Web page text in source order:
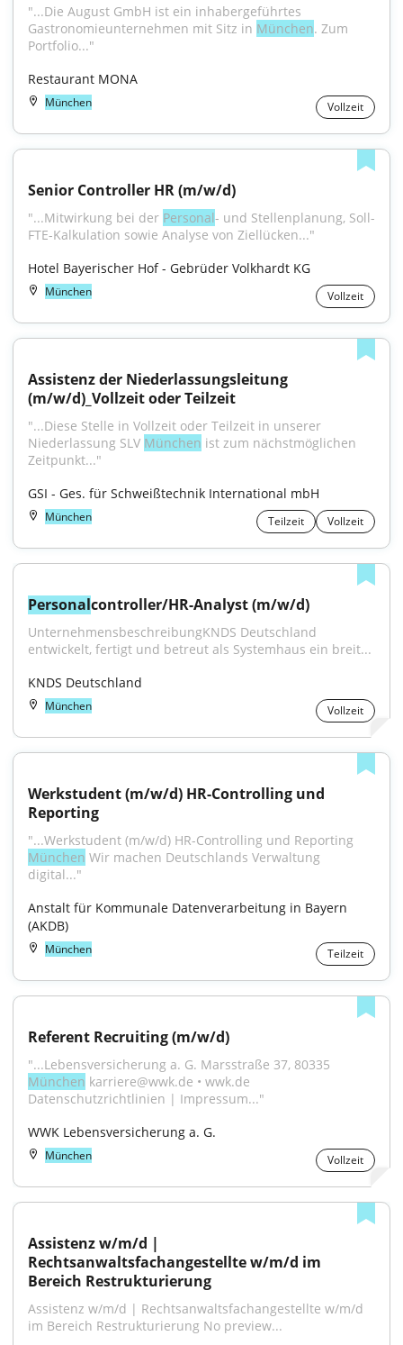
"...Die August GmbH ist ein inhabergeführtes
Gastronomieunternehmen mit Sitz in München. Zum
Portfolio..."
Restaurant MONA
München Vollzeit
Senior Controller HR (m/w/d)
"...Mitwirkung bei der Personal- und Stellenplanung, Soll-
FTE-Kalkulation sowie Analyse von Ziellücken..."
Hotel Bayerischer Hof - Gebrüder Volkhardt KG
München Vollzeit
Assistenz der Niederlassungsleitung
(m/w/d)_Vollzeit oder Teilzeit
"...Diese Stelle in Vollzeit oder Teilzeit in unserer
Niederlassung SLV München ist zum nächstmöglichen
Zeitpunkt..."
GSI - Ges. für Schweißtechnik International mbH
München Teilzeit Vollzeit
Personalcontroller/HR-Analyst (m/w/d)
UnternehmensbeschreibungKNDS Deutschland
entwickelt, fertigt und betreut als Systemhaus ein breit...
KNDS Deutschland
München Vollzeit
Werkstudent (m/w/d) HR-Controlling und
Reporting
München Wir machen Deutschlands Verwaltung
digital..."
Anstalt für Kommunale Datenverarbeitung in Bayern
(AKDB)
München Teilzeit
Referent Recruiting (m/w/d)
München karriere@wwk.de • wwk.de
Datenschutzrichtlinien | Impressum..."
WWK Lebensversicherung a. G.
München Vollzeit
Assistenz w/m/d |
Rechtsanwaltsfachangestellte w/m/d im
Bereich Restrukturierung
Assistenz w/m/d | Rechtsanwaltsfachangestellte w/m/d
im Bereich Restrukturierung No preview...